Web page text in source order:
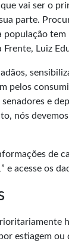
vai ser o
parte.
população
Luiz
pelos
e
nós
de
e acesse os
estiagem